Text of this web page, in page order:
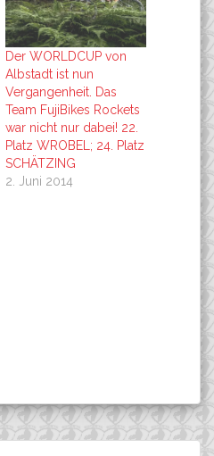
Der WORLDCUP von
Albstadt ist nun
Vergangenheit. Das
Team FujiBikes Rockets
war nicht nur dabei! 22.
Platz WROBEL; 24. Platz
SCHÄTZING
2. Juni 2014